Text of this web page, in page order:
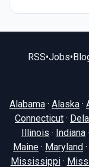
RSS•Jobs•
Alabama · Alaska ·
Connecticut ·
Illinois · Indiana ·
Maine · Maryland ·
Mississippi·